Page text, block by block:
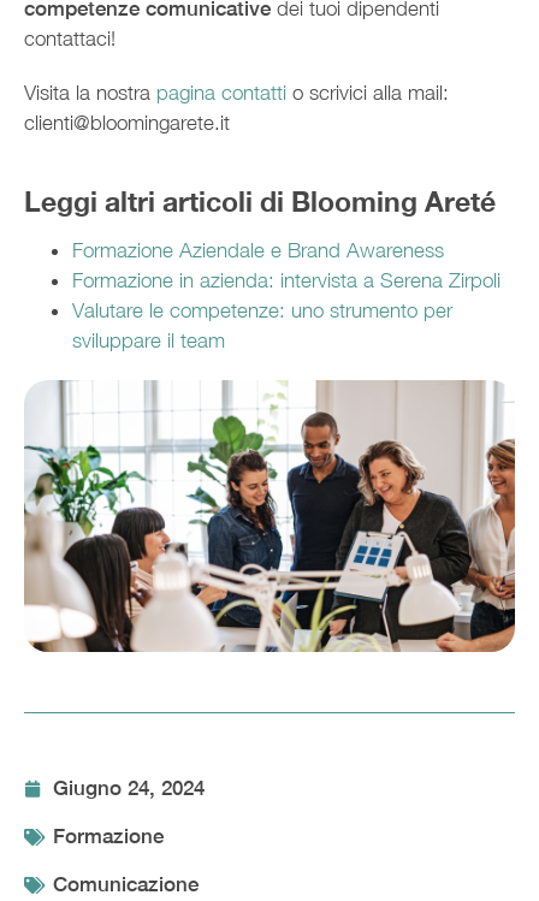
competenze comunicative dei tuoi dipendenti
contattaci!
Visita la nostra pagina contatti o scrivici alla mail:
clienti@bloomingarete.it
Leggi altri articoli di Blooming Areté
Formazione Aziendale e Brand Awareness
Formazione in azienda: intervista a Serena Zirpoli
Valutare le competenze: uno strumento per
sviluppare il team
Giugno 24, 2024
Formazione
Comunicazione